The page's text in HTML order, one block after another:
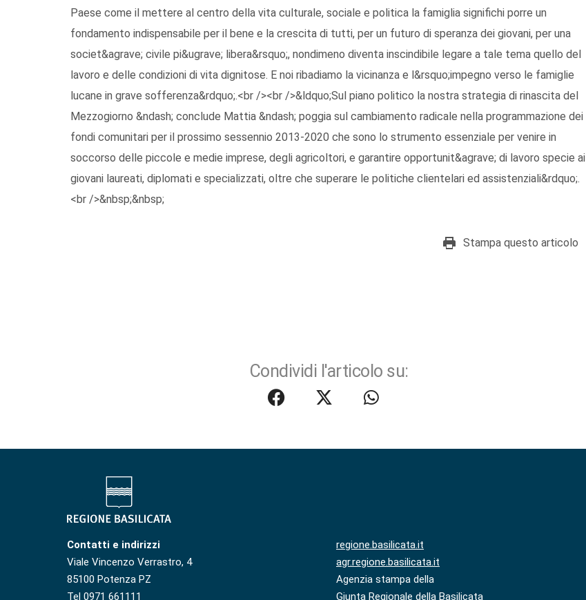
Paese come il mettere al centro della vita culturale, sociale e politica la famiglia significhi porre un
fondamento indispensabile per il bene e la crescita di tutti, per un futuro di speranza dei giovani, per una
societ&agrave; civile pi&ugrave; libera&rsquo;, nondimeno diventa inscindibile legare a tale tema quello del
lavoro e delle condizioni di vita dignitose. E noi ribadiamo la vicinanza e l&rsquo;impegno verso le famiglie
lucane in grave sofferenza&rdquo;.<br /><br />&ldquo;Sul piano politico la nostra strategia di rinascita del
Mezzogiorno &ndash; conclude Mattia &ndash; poggia sul cambiamento radicale nella programmazione dei
fondi comunitari per il prossimo sessennio 2013-2020 che sono lo strumento essenziale per venire in
soccorso delle piccole e medie imprese, degli agricoltori, e garantire opportunit&agrave; di lavoro specie ai
giovani laureati, diplomati e specializzati, oltre che superare le politiche clientelari ed assistenziali&rdquo;.
<br />&nbsp;&nbsp;
Stampa questo articolo
Condividi l'articolo su:
Contatti e indirizzi
Viale Vincenzo Verrastro, 4
85100 Potenza PZ
Tel 0971 661111
regione.basilicata.it
agr.regione.basilicata.it
Agenzia stampa della
Giunta Regionale della Basilicata